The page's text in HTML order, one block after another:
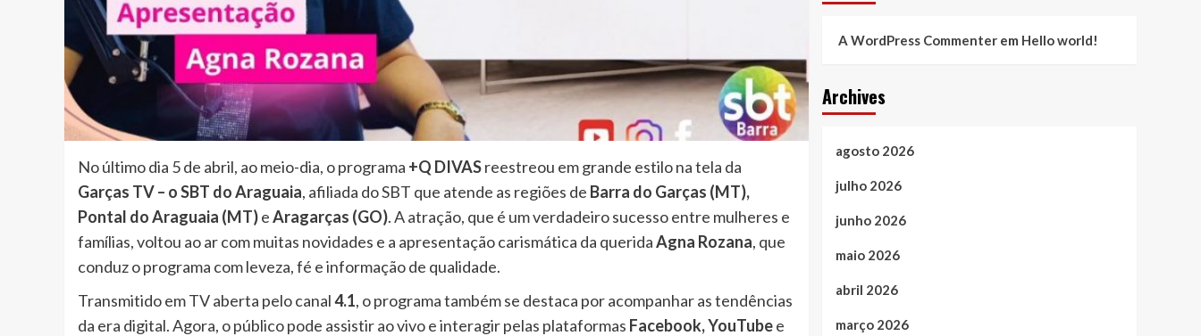
No último dia 5 de abril, ao meio-dia, o programa +Q DIVASreestreou em grande estilo na tela da
Garças TV – o SBT do Araguaia, afiliada do SBT que atende as regiões de Barra do Garças (MT),
Pontal do Araguaia (MT)eAragarças (GO). A atração, que é um verdadeiro sucesso entre mulheres e
famílias, voltou ao ar com muitas novidades e a apresentação carismática da queridaAgna Rozana, que
conduz o programa com leveza, fé e informação de qualidade.
Transmitido em TV aberta pelo canal4.1, o programa também se destaca por acompanhar as tendências
da era digital. Agora, o público pode assistir ao vivo e interagir pelas plataformas Facebook, YouTubee
A WordPress Commenterem Hello world!
Archives
agosto 2026
julho 2026
junho 2026
maio 2026
abril 2026
março 2026